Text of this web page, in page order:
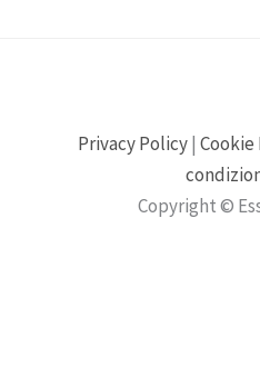
Privacy Policy| Cookie
Copyright ©